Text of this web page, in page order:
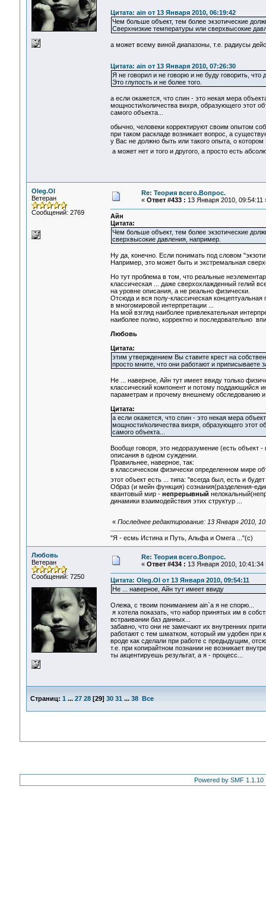
Цитата: ain от 13 Января 2010, 06:19:42
Чем больше объект, тем более экзотические
Сверхнизкие температуры или сверхвысокие
а может всему виной диапазоны, т.е. радиусы
Цитата: ain от 13 Января 2010, 07:26:30
Я не говорил и не говорю и не буду говорить, что
Это глупость и не более того.
а если окажется, что спин - это некая мера
мощности/количества вихря, образующего этот
самого объекта...
обычно, человеки корректируют своим опытом
при таком раскладе возникает вопрос, а
у Вас не должно быть или такого опыта, о
а может нет и того и другого, а просто есть
Oleg.Ol
Ветеран
Сообщений: 2769
Re: Теория всего.Вопрос.
« Ответ #433 : 13 Января 2010, 09:54:11
Айн
Цитата:
Чем больше объект, тем более экзотические
сверхвысокие давления, например.
Ну да, конечно. Если понимать под словом
Например, это может быть и экстремальная
Но тут проблема в том, что реальные
классическая ... даже сверхохлажденный гелий
на уровне описания, а не реально физически.
Отсюда и вся полу-классическая концептуальная
в многомировой интерпретации ...
На мой взгляд наиболее привлекательная
наиболее полно, корректно и последовательно
Любовь
Цитата:
этим утверждением Вы ставите крест на
просто мните, что они работают и приписываете
Не ... наверное, Айн тут имеет ввиду только
классический компонент и потому поддающийся
параметрам и прочему внешнему обследованию
Цитата:
а если окажется, что спин - это некая мера
мощности/количества вихря, образующего этот
самого объекта...
Вообще говоря, это недоразумение (есть объект
описания в одном суждении.
Правильнее, наверное, так:
в классическом физически определенном мире
этот объект есть ... типа: "всегда был, есть и
Образ (и мейн функция) сознания(разделения-
квантовый мир - непрерывный
динамики взаимодействия этих структур ...
« Последнее редактирование: 13 Января 2010,
"Я - есмь Истина и Путь, Альфа и Омега ..."(с)
Любовь
Ветеран
Сообщений: 7250
Re: Теория всего.Вопрос.
« Ответ #434 : 13 Января 2010, 10:41:34
Цитата: Oleg.Ol от 13 Января 2010, 09:54:11
Не ... наверное, Айн тут имеет ввиду
Олежа, с твоим пониманием ain`а я не спорю...
я хотела показать, что набор принятых им в
встраивании баз данных...
забавно, что они не замечают их внутренних
работают с тем шматком, который им удобен при
вроде как сделали при работе с предыдущим,
т.е. при копирайтном познании не возникает
ты акцентируешь результат, а я - процесс...
Страниц: 1 ... 27 28[29] 30 31 ... 38 Все
Powered by SMF 1.1.10